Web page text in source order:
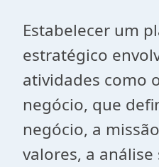
Estabelecer um
estratégico
atividades como
negócio, que
negócio, a
valores, a